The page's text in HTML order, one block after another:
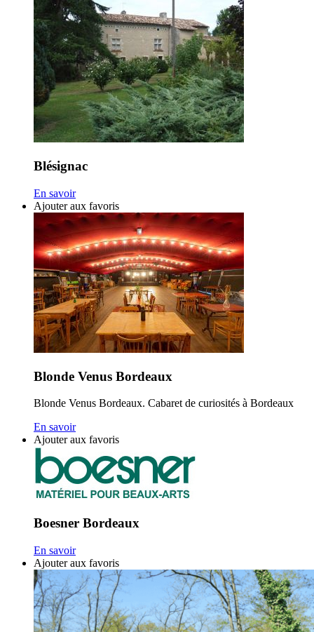
Blésignac
En savoir
Ajouter aux favoris
Blonde Venus Bordeaux
Blonde Venus Bordeaux. Cabaret de curiosités à Bordeaux
En savoir
Ajouter aux favoris
Boesner Bordeaux
En savoir
Ajouter aux favoris